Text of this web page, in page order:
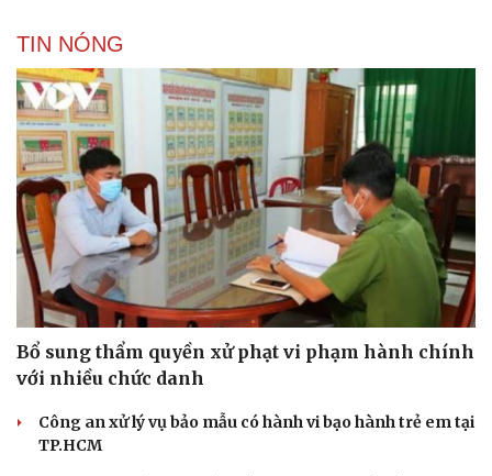
TIN NÓNG
Bổ sung thẩm quyền xử phạt vi phạm hành chính
với nhiều chức danh
Công an xử lý vụ bảo mẫu có hành vi bạo hành trẻ em tại
TP.HCM